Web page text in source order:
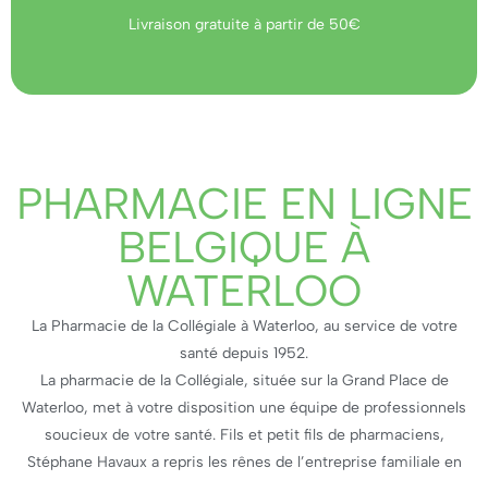
Livraison gratuite à partir de 50€
PHARMACIE EN LIGNE
BELGIQUE À
WATERLOO
La Pharmacie de la Collégiale à Waterloo, au service de votre
santé depuis 1952.
La pharmacie de la Collégiale, située sur la Grand Place de
Waterloo, met à votre disposition une équipe de professionnels
soucieux de votre santé. Fils et petit fils de pharmaciens,
Stéphane Havaux a repris les rênes de l’entreprise familiale en